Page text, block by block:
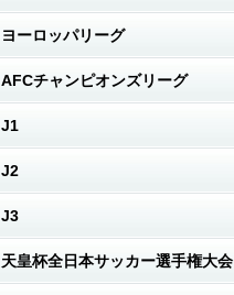
ヨーロッパリーグ
AFCチャンピオンズリーグ
J1
J2
J3
天皇杯全日本サッカー選手権大会